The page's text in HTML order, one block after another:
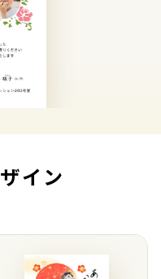
イン